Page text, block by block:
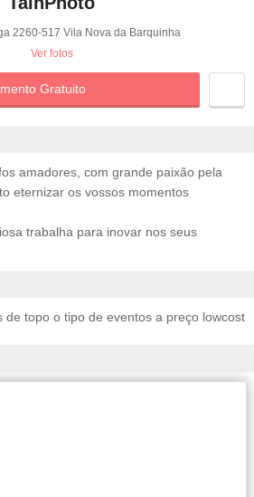
2260-517 Vila Nova da Barquinha
Ver fotos
Gratuito
amadores, com grande paixão pela
eternizar os vossos momentos
trabalha para inovar nos seus
de topo o tipo de eventos a preço lowcost